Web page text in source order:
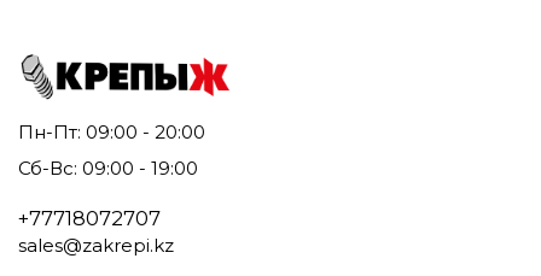
Пн-Пт: 09:00 - 20:00
Сб-Вс: 09:00 - 19:00
+77718072707
sales@zakrepi.kz